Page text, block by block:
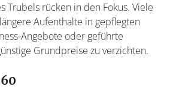
Trubels rücken in den Fokus. Viele
Aufenthalte in gepflegten
Angebote oder geführte
Grundpreise zu verzichten.